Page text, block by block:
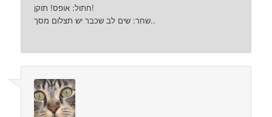
חתול: אופס! תוקן!
שחר: שים לב שכבר יש תצלום מסך..